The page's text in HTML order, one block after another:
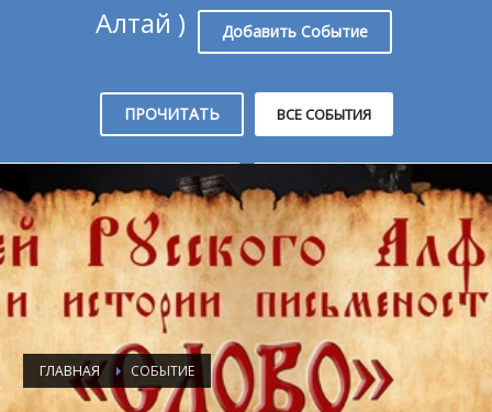
Алтай )
Добавить Событие
ПРОЧИТАТЬ ВСЕ СОБЫТИЯ
ГЛАВНАЯ СОБЫТИЕ